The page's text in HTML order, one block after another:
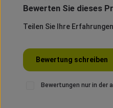
Durchschnittliche
Bewerten Sie dieses
Teilen Sie Ihre
Bewertung schreiben
Bewertungen nur in der